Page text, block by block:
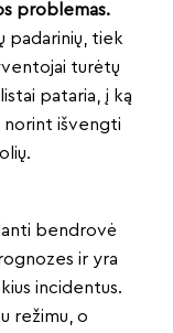
problemas.
padarinių, tiek
turėtų
pataria, į ką
norint išvengti
bendrovė
ir yra
incidentus.
režimu, o